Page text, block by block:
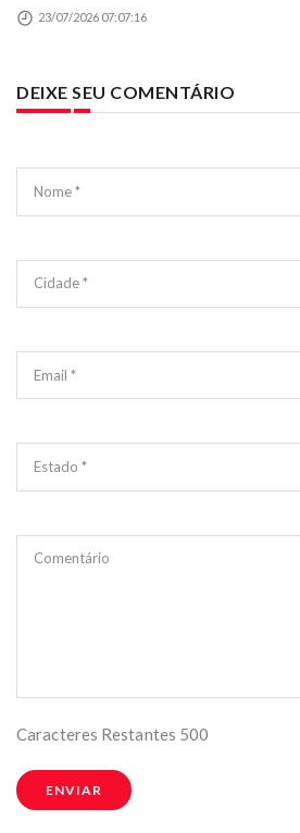
23/07/2026 07:07:16
DEIXE SEU COMENTÁRIO
Nome *
Cidade *
Email *
Estado *
Comentário
Caracteres Restantes 500
ENVIAR